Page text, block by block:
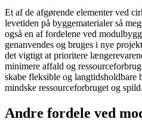
Et af de afgørende elementer ved
levetiden på byggematerialer så
også en af fordelene ved
genanvendes og bruges i nye
det vigtigt at prioritere
minimere affald og
skabe fleksible og langtidsholdbare
mindske ressourceforbruget og spild.
Andre fordele ved